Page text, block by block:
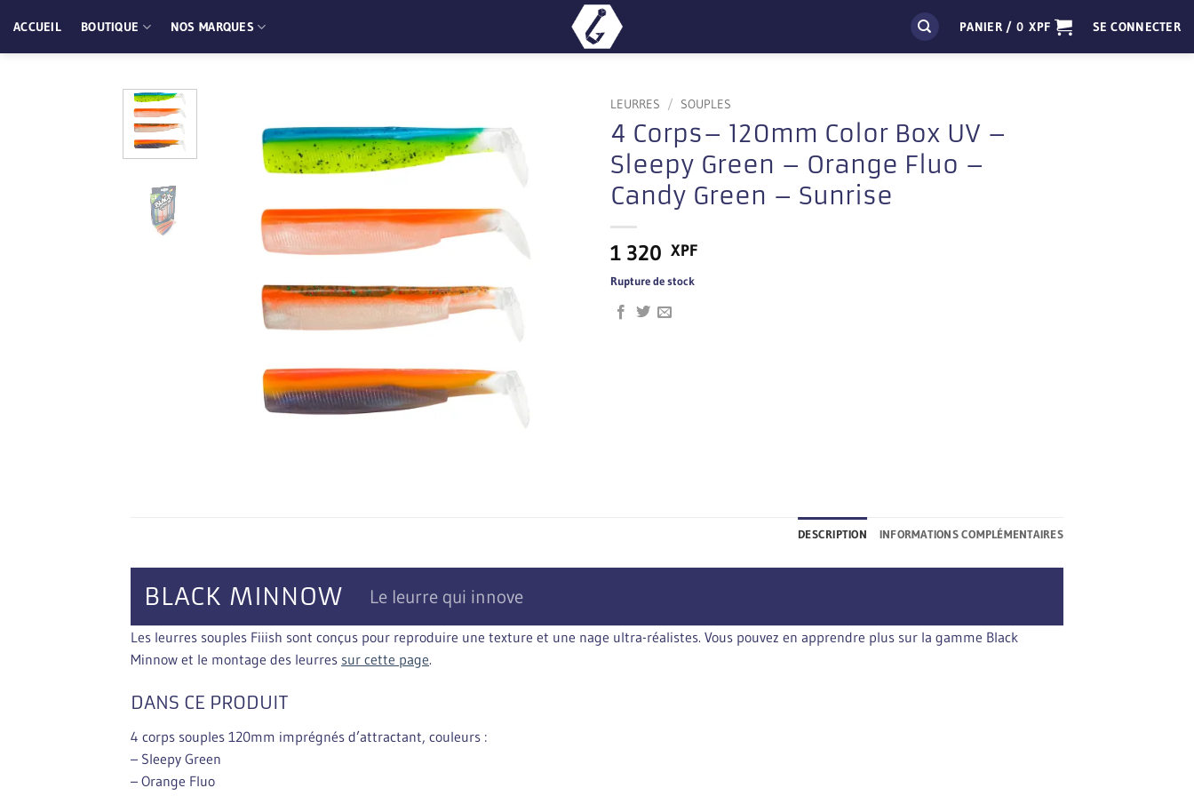
au
contenu
ACCUEIL BOUTIQUE NOS MARQUES PANIER / 0XPF SE CONNECTER
LEURRES / SOUPLES
4 Corps– 120mm Color Box UV –
Sleepy Green – Orange Fluo –
Candy Green – Sunrise
1 320 XPF
Rupture de stock
DESCRIPTION INFORMATIONS COMPLÉMENTAIRES
BLACK MINNOW Le leurre qui innove
Les leurres souples Fiiish sont conçus pour reproduire une texture et une nage ultra-réalistes. Vous pouvez en apprendre plus sur la gamme Black
Minnow et le montage des leurres sur cette page.
DANS CE PRODUIT
4 corps souples 120mm imprégnés d’attractant, couleurs :
– Sleepy Green
– Orange Fluo